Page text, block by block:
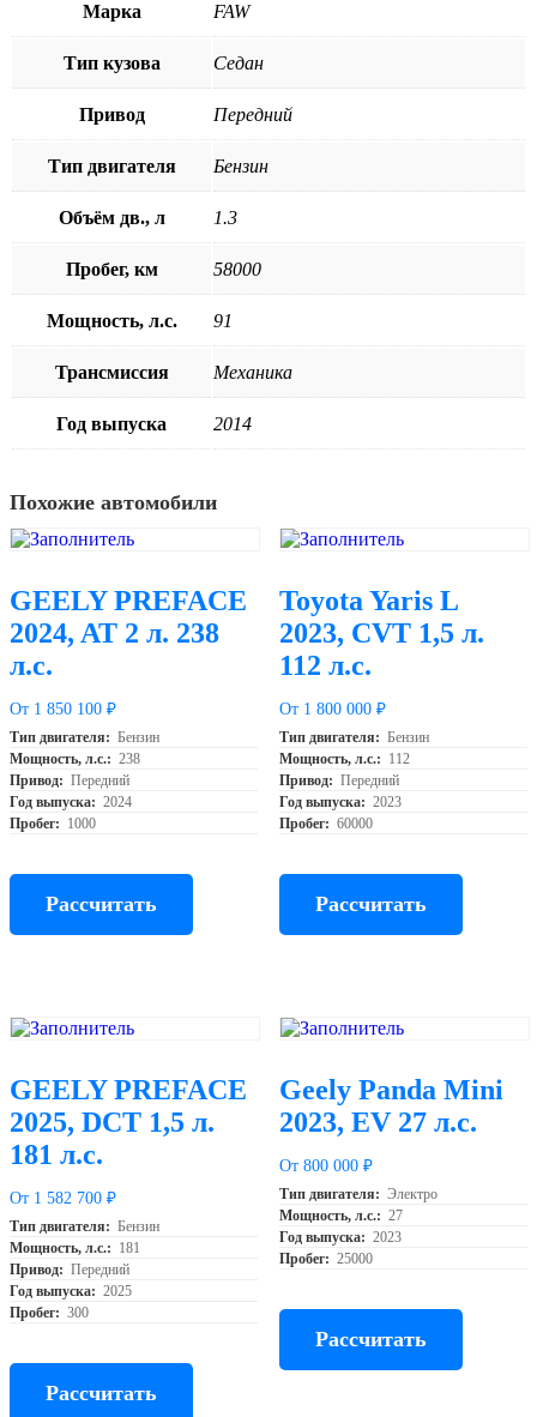
Марка FAW
Тип кузова Седан
Привод Передний
Тип двигателя Бензин
Объём дв., л 1.3
Пробег, км 58000
Мощность, л.с. 91
Трансмиссия Механика
Год выпуска 2014
Похожие автомобили
GEELY PREFACE
2024, AT 2 л. 238
л.с.
От 1 850 100 ₽
Тип двигателя: Бензин
Мощность, л.с.: 238
Привод: Передний
Год выпуска: 2024
Пробег: 1000
Рассчитать
Toyota Yaris L
2023, CVT 1,5 л.
112 л.с.
От 1 800 000 ₽
Тип двигателя: Бензин
Мощность, л.с.: 112
Привод: Передний
Год выпуска: 2023
Пробег: 60000
Рассчитать
GEELY PREFACE
2025, DCT 1,5 л.
181 л.с.
От 1 582 700 ₽
Тип двигателя: Бензин
Мощность, л.с.: 181
Привод: Передний
Год выпуска: 2025
Пробег: 300
Рассчитать
Geely Panda Mini
2023, EV 27 л.с.
От 800 000 ₽
Тип двигателя: Электро
Мощность, л.с.: 27
Год выпуска: 2023
Пробег: 25000
Рассчитать